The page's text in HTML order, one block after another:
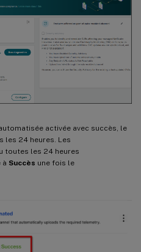
activée avec succès, le
les 24 heures. Les
toutes les 24 heures
à Succès une fois le